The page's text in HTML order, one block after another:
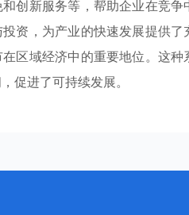
创新服务等，帮助企业在竞
资，为产业的快速发展提供
区域经济中的重要地位。这
促进了可持续发展。